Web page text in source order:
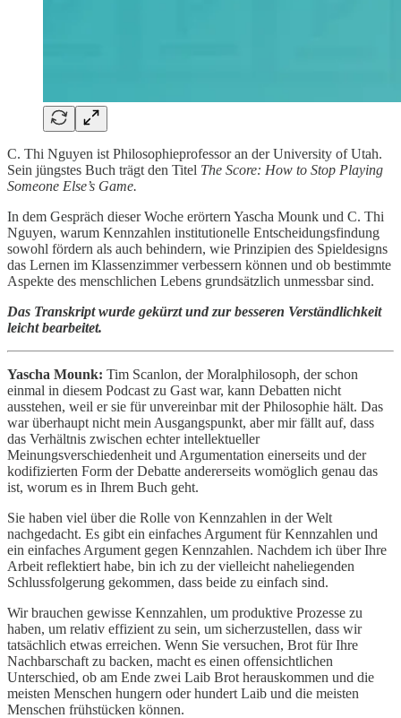
C. Thi Nguyen ist Philosophieprofessor an der University of Utah.
Sein jüngstes Buch trägt den Titel The Score: How to Stop Playing
Someone Else’s Game.
In dem Gespräch dieser Woche erörtern Yascha Mounk und C. Thi
Nguyen, warum Kennzahlen institutionelle Entscheidungsfindung
sowohl fördern als auch behindern, wie Prinzipien des Spieldesigns
das Lernen im Klassenzimmer verbessern können und ob bestimmte
Aspekte des menschlichen Lebens grundsätzlich unmessbar sind.
Das Transkript wurde gekürzt und zur besseren Verständlichkeit
leicht bearbeitet.
Yascha Mounk: Tim Scanlon, der Moralphilosoph, der schon
einmal in diesem Podcast zu Gast war, kann Debatten nicht
ausstehen, weil er sie für unvereinbar mit der Philosophie hält. Das
war überhaupt nicht mein Ausgangspunkt, aber mir fällt auf, dass
das Verhältnis zwischen echter intellektueller
Meinungsverschiedenheit und Argumentation einerseits und der
kodifizierten Form der Debatte andererseits womöglich genau das
ist, worum es in Ihrem Buch geht.
Sie haben viel über die Rolle von Kennzahlen in der Welt
nachgedacht. Es gibt ein einfaches Argument für Kennzahlen und
ein einfaches Argument gegen Kennzahlen. Nachdem ich über Ihre
Arbeit reflektiert habe, bin ich zu der vielleicht naheliegenden
Schlussfolgerung gekommen, dass beide zu einfach sind.
Wir brauchen gewisse Kennzahlen, um produktive Prozesse zu
haben, um relativ effizient zu sein, um sicherzustellen, dass wir
tatsächlich etwas erreichen. Wenn Sie versuchen, Brot für Ihre
Nachbarschaft zu backen, macht es einen offensichtlichen
Unterschied, ob am Ende zwei Laib Brot herauskommen und die
meisten Menschen hungern oder hundert Laib und die meisten
Menschen frühstücken können.